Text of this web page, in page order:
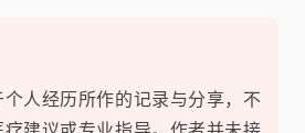
人经历所作的记录与分享，不